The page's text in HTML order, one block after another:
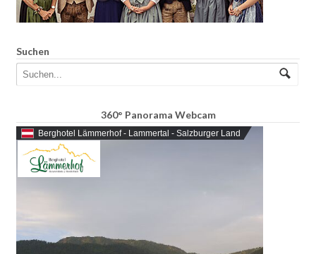
Suchen
360° Panorama Webcam
Berghotel Lämmerhof - Lammertal - Salzburger Land